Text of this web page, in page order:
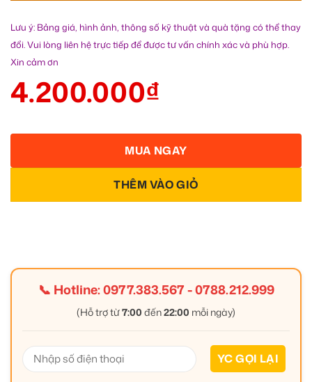
Lưu ý: Bảng giá, hình ảnh, thông số kỹ thuật và quà tặng có thể thay
đổi. Vui lòng liên hệ trực tiếp để được tư vấn chính xác và phù hợp.
Xin cảm ơn
4.200.000₫
THÊM VÀO GIỎ
MUA NGAY
📞 Hotline:0977.383.567-0788.212.999
(Hỗ trợ từ7:00 đến22:00 mỗi ngày)